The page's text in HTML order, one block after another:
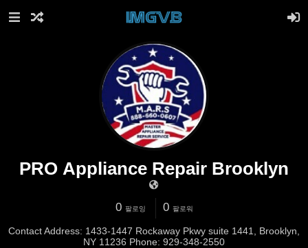
PRO Appliance Repair Brooklyn
0 팔로잉 0 팔로워
Contact Address: 1433-1447 Rockaway Pkwy suite 1441, Brooklyn,
NY 11236 Phone: 929-348-2550